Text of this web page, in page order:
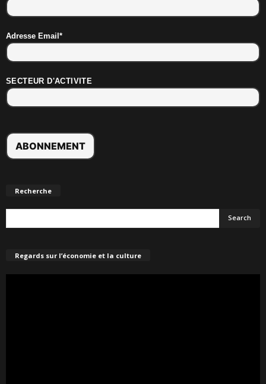
Adresse Email*
SECTEUR D'ACTIVITE
Recherche
Regards sur l’économie et la culture